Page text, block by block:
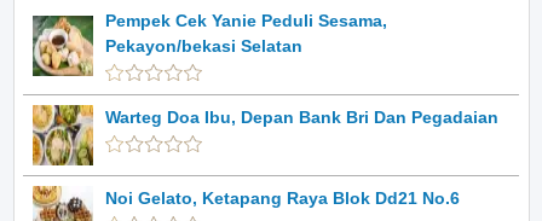
Pempek Cek Yanie Peduli Sesama,
Pekayon/bekasi Selatan
Warteg Doa Ibu, Depan Bank Bri Dan Pegadaian
Noi Gelato, Ketapang Raya Blok Dd21 No.6